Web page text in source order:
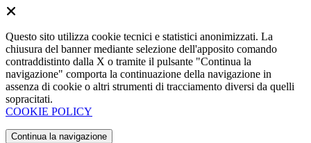
Questo sito utilizza cookie tecnici e statistici anonimizzati. La
chiusura del banner mediante selezione dell'apposito comando
contraddistinto dalla X o tramite il pulsante "Continua la
navigazione" comporta la continuazione della navigazione in
assenza di cookie o altri strumenti di tracciamento diversi da quelli
sopracitati.
COOKIE POLICY
Continua la navigazione